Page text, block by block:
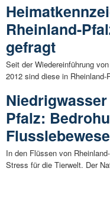
Rheinland-
gefragt
Seit der Wiedereinführung
2012 sind diese in
Pfalz:
In den Flüssen von
Stress für die Tierwelt. Der